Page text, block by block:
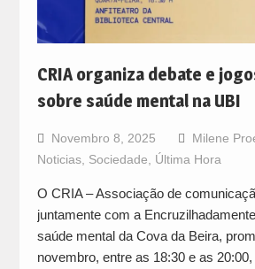
CRIA organiza debate e
sobre saúde mental na UBI
Novembro 8, 2025
Milene
Noticias, Sociedade Última Hora
O CRIA – Associação de
juntamente com a
saúde mental da Cova da Beira,
novembro, entre as 18:30 e as